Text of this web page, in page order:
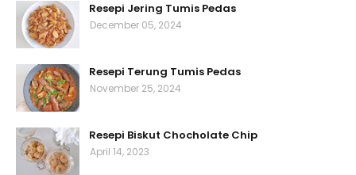
Resepi Jering Tumis Pedas
December 05, 2024
Resepi Terung Tumis Pedas
November 25, 2024
Resepi Biskut Chocholate Chip
April 14, 2023